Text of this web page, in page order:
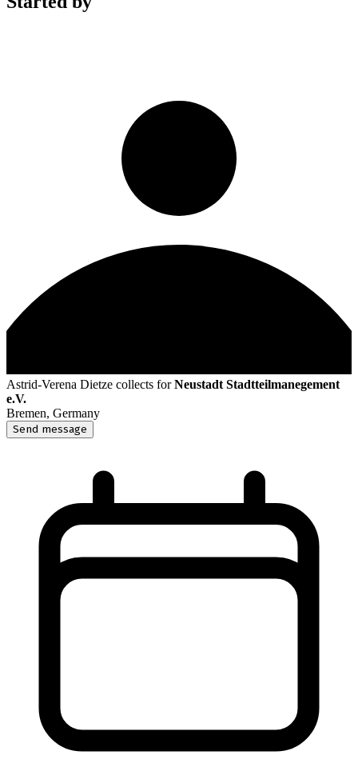
Astrid-Verena Dietze collects forNeustadt Stadtteilmanegement
e.V.
Bremen, Germany
Send message